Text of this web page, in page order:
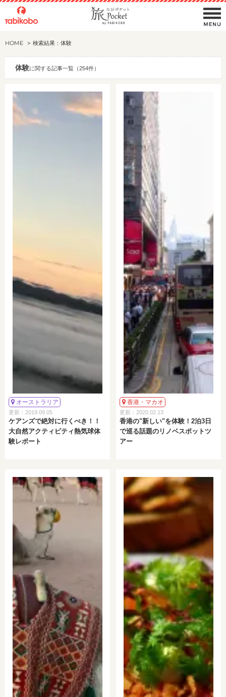
HOME 検索結果：体験
体験に関する記事一覧（254件）
オーストラリア
更新：2019.09.05
ケアンズで絶対に行くべき！！
大自然アクティビティ熱気球体
験レポート
香港・マカオ
更新：2020.02.13
香港の"新しい"を体験！2泊3日
で巡る話題のリノベスポットツ
アー